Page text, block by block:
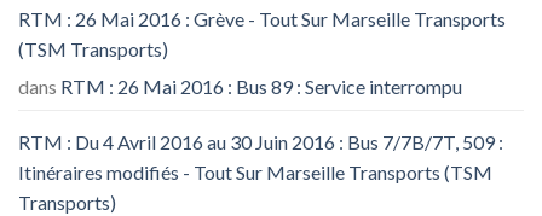
RTM : 26 Mai 2016 : Grève - Tout Sur Marseille Transports
(TSM Transports)
dans RTM : 26 Mai 2016 : Bus 89 : Service interrompu
RTM : Du 4 Avril 2016 au 30 Juin 2016 : Bus 7/7B/7T, 509 :
Itinéraires modifiés - Tout Sur Marseille Transports (TSM
Transports)